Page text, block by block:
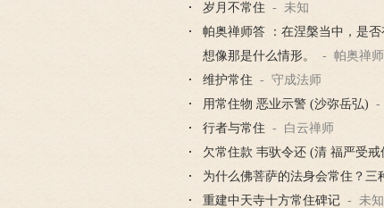
岁月不常住 - 未知
帕奥禅师答 ：在涅槃当中，是
想像那是什么情形。
- 帕奥禅师
维护常住 - 守成法师
用常住物 恶业示警 (沙弥岳弘) -
行者与常住 - 白云禅师
欠常住款 韦驮令还 (清 福严受戒
为什么佛菩萨的法身会常住？三
重建中天寺十方常住碑记 - 未知